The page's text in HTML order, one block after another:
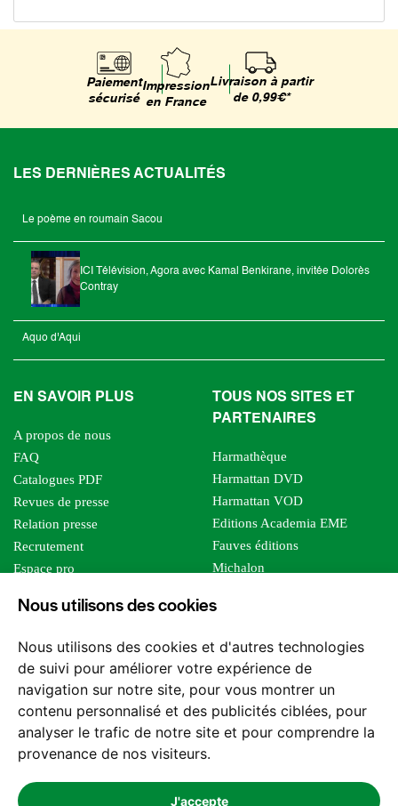
Nous utilisons des cookies
Nous utilisons des cookies et d'autres technologies
de suivi pour améliorer votre expérience de
navigation sur notre site, pour vous montrer un
contenu personnalisé et des publicités ciblées, pour
analyser le trafic de notre site et pour comprendre la
provenance de nos visiteurs.
J'accepte
Paiement
sécurisé
Impression
en France
Livraison à partir
de 0,99€*
LES DERNIÈRES ACTUALITÉS
Le poème en roumain Sacou
ICI Télévision, Agora avec Kamal Benkirane, invitée Dolorès
Contray
Aquo d'Aqui
EN SAVOIR PLUS
A propos de nous
FAQ
Catalogues PDF
Revues de presse
Relation presse
Recrutement
Espace pro
Foreign rights
TOUS NOS SITES ET
PARTENAIRES
Harmathèque
Harmattan DVD
Harmattan VOD
Editions Academia EME
Fauves éditions
Michalon
Editions Sutton
Les impliqués
Tous les éditeurs
Nos structures
Nous contacter